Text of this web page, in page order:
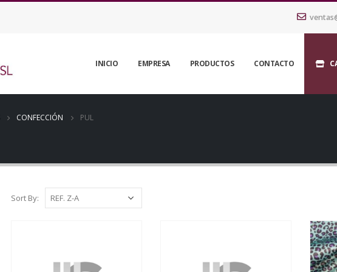
INICIO EMPRESA PRODUCTOS CONTACTO
CONFECCIÓN PUL
Sort By: